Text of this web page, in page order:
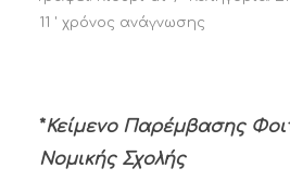
11 ' χρόνος ανάγνωσης
*Κείμενο Παρέμβασης
Νομικής Σχολής